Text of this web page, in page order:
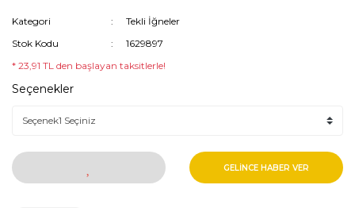
Kategori
Tekli İğneler
Stok Kodu
1629897
* 23,91 TL den başlayan taksitlerle!
Seçenekler
GELİNCE HABER VER